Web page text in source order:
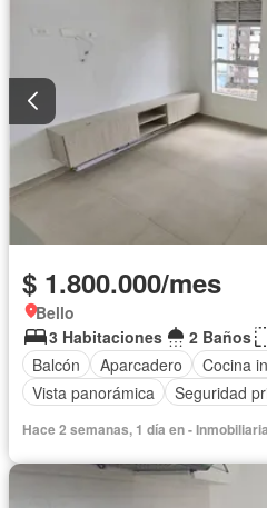
$ 1.800.000/mes
Bello
3 Habitaciones
2 Baños
Balcón
Aparcadero Cocina
Vista panorámica
Seguridad
Hace 2 semanas, 1 día en -